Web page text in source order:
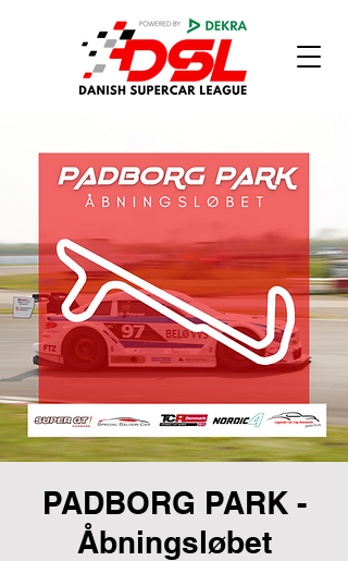
PADBORG PARK -
Åbningsløbet